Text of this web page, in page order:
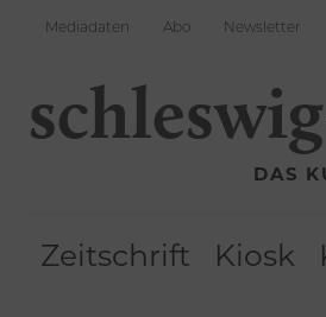
Mediadaten Abo Newsletter
DAS
Zeitschrift Kiosk